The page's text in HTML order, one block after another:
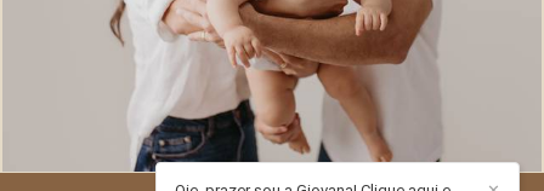
455 0